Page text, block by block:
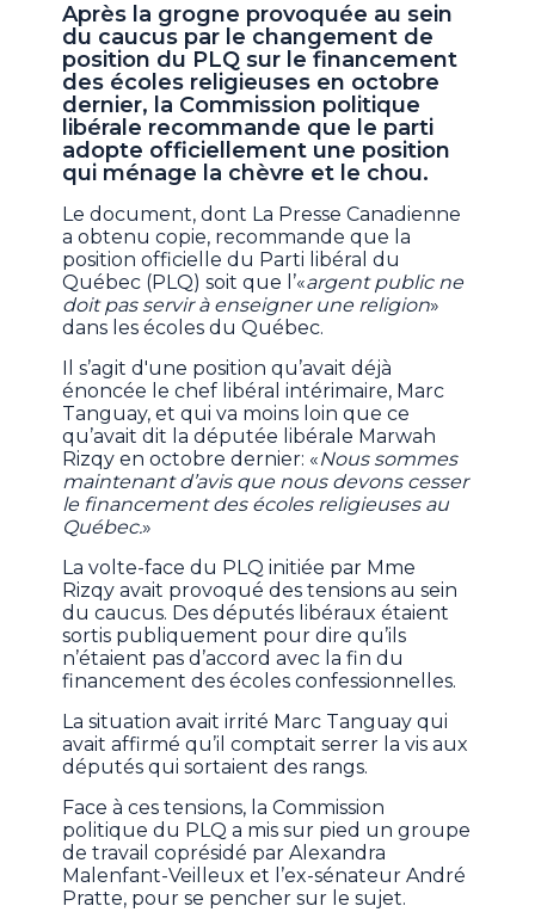
Après la grogne provoquée au sein
du caucus par le changement de
position du PLQ sur le financement
des écoles religieuses en octobre
dernier, la Commission politique
libérale recommande que le parti
adopte officiellement une position
qui ménage la chèvre et le chou.
Le document, dont La Presse Canadienne
a obtenu copie, recommande que la
position officielle du Parti libéral du
Québec (PLQ) soit que l’«argent public ne
doit pas servir à enseigner une religion»
dans les écoles du Québec.
Il s’agit d'une position qu’avait déjà
énoncée le chef libéral intérimaire, Marc
Tanguay, et qui va moins loin que ce
qu’avait dit la députée libérale Marwah
Rizqy en octobre dernier: «Nous sommes
maintenant d’avis que nous devons cesser
le financement des écoles religieuses au
Québec.»
La volte-face du PLQ initiée par Mme
Rizqy avait provoqué des tensions au sein
du caucus. Des députés libéraux étaient
sortis publiquement pour dire qu’ils
n’étaient pas d’accord avec la fin du
financement des écoles confessionnelles.
La situation avait irrité Marc Tanguay qui
avait affirmé qu’il comptait serrer la vis aux
députés qui sortaient des rangs.
Face à ces tensions, la Commission
politique du PLQ a mis sur pied un groupe
de travail coprésidé par Alexandra
Malenfant-Veilleux et l’ex-sénateur André
Pratte, pour se pencher sur le sujet.